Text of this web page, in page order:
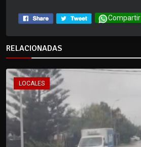
Compartir
RELACIONADAS
LOCALES